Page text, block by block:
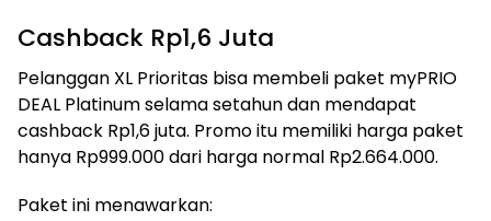
Cashback Rp1,6 Juta
Pelanggan XL Prioritas bisa membeli paket myPRIO
DEAL Platinum selama setahun dan mendapat
cashback Rp1,6 juta. Promo itu memiliki harga paket
hanya Rp999.000 dari harga normal Rp2.664.000.
Paket ini menawarkan: